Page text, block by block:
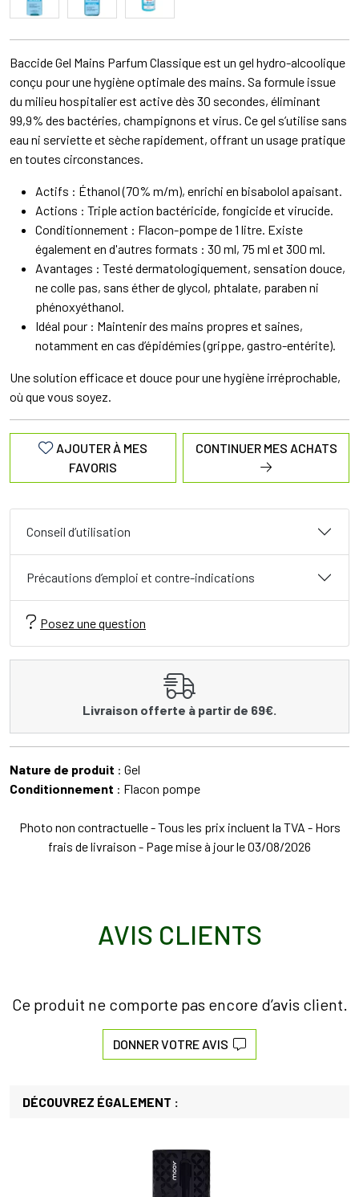
Baccide Gel Mains Parfum Classique est un gel hydro-alcoolique
conçu pour une hygiène optimale des mains. Sa formule issue
du milieu hospitalier est active dès 30 secondes, éliminant
99,9% des bactéries, champignons et virus. Ce gel s’utilise sans
eau ni serviette et sèche rapidement, offrant un usage pratique
en toutes circonstances.
Actifs : Éthanol (70% m/m), enrichi en bisabolol apaisant.
Actions : Triple action bactéricide, fongicide et virucide.
Conditionnement : Flacon-pompe de 1 litre. Existe
également en d'autres formats : 30 ml, 75 ml et 300 ml.
Avantages : Testé dermatologiquement, sensation douce,
ne colle pas, sans éther de glycol, phtalate, paraben ni
phénoxyéthanol.
Idéal pour : Maintenir des mains propres et saines,
notamment en cas d’épidémies (grippe, gastro-entérite).
Une solution efficace et douce pour une hygiène irréprochable,
où que vous soyez.
AJOUTER À MES
FAVORIS
CONTINUER MES ACHATS
Conseil d’utilisation
Précautions d’emploi et contre-indications
Posez une question
Livraison offerte à partir de 69€.
Nature de produit : Gel
Conditionnement : Flacon pompe
Photo non contractuelle - Tous les prix incluent la TVA - Hors
frais de livraison - Page mise à jour le 03/08/2026
AVIS CLIENTS
Ce produit ne comporte pas encore d’avis client.
DONNER VOTRE AVIS
DÉCOUVREZ ÉGALEMENT :